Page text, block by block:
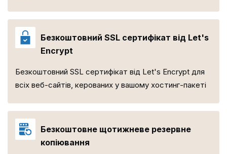
Безкоштовний SSL сертифікат від Let's
Encrypt
Безкоштовний SSL сертифікат від Let's Encrypt для
всіх веб-сайтів, керованих у вашому хостинг-пакеті
Безкоштовне щотижневе резервне
копіювання